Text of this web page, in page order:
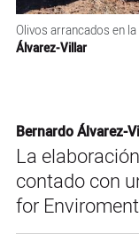
Olivos arrancados en
Álvarez-Villar
Bernardo Álvarez-
La
contado con
for